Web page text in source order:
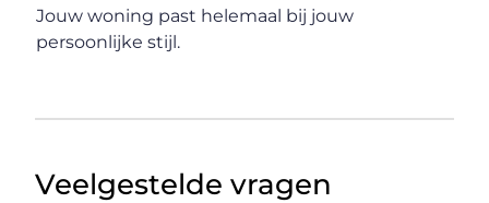
Jouw woning past helemaal bij jouw
persoonlijke stijl.
Veelgestelde vragen